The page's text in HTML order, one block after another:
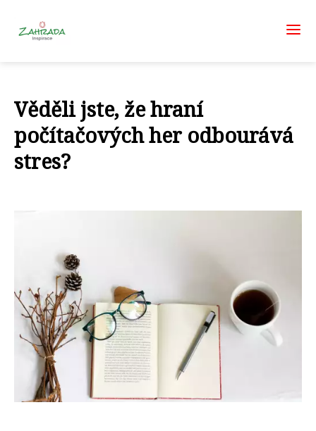
Věděli jste, že hraní
počítačových her odbourává
stres?